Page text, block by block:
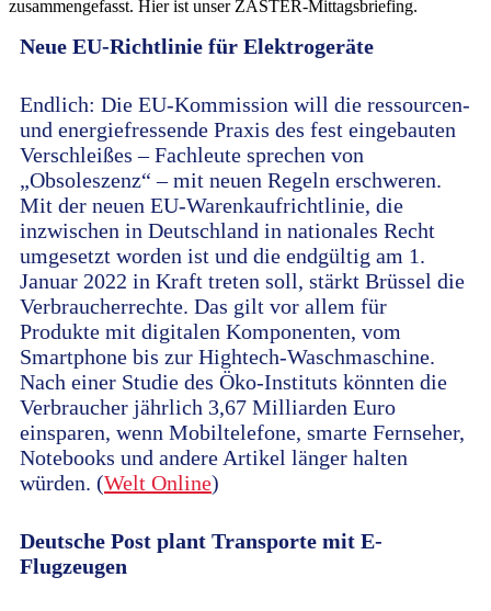
zusammengefasst. Hier ist unser ZASTER-Mittagsbriefing.
Neue EU-Richtlinie für Elektrogeräte
Endlich: Die EU-Kommission will die ressourcen-
und energiefressende Praxis des fest eingebauten
Verschleißes – Fachleute sprechen von
„Obsoleszenz“ – mit neuen Regeln erschweren.
Mit der neuen EU-Warenkaufrichtlinie, die
inzwischen in Deutschland in nationales Recht
umgesetzt worden ist und die endgültig am 1.
Januar 2022 in Kraft treten soll, stärkt Brüssel die
Verbraucherrechte. Das gilt vor allem für
Produkte mit digitalen Komponenten, vom
Smartphone bis zur Hightech-Waschmaschine.
Nach einer Studie des Öko-Instituts könnten die
Verbraucher jährlich 3,67 Milliarden Euro
einsparen, wenn Mobiltelefone, smarte Fernseher,
Notebooks und andere Artikel länger halten
würden. (Welt Online)
Deutsche Post plant Transporte mit E-
Flugzeugen